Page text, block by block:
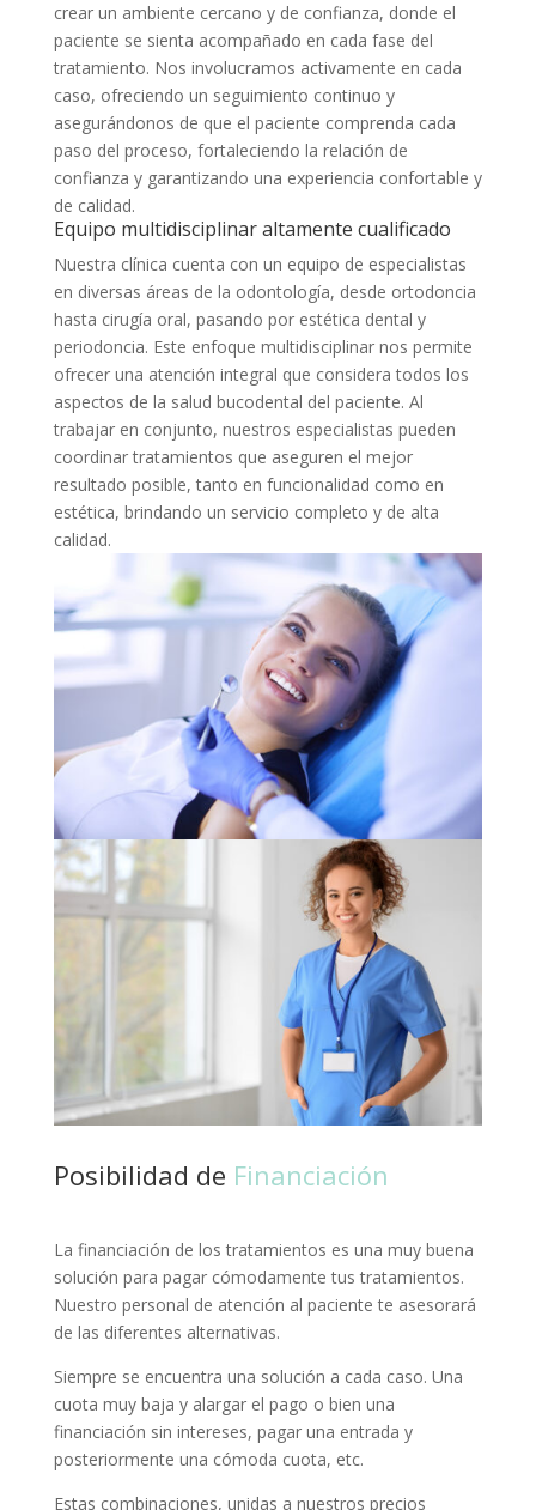
crear un ambiente cercano y de confianza, donde el
paciente se sienta acompañado en cada fase del
tratamiento. Nos involucramos activamente en cada
caso, ofreciendo un seguimiento continuo y
asegurándonos de que el paciente comprenda cada
paso del proceso, fortaleciendo la relación de
confianza y garantizando una experiencia confortable y
de calidad.
Equipo multidisciplinar altamente cualificado
Nuestra clínica cuenta con un equipo de especialistas
en diversas áreas de la odontología, desde ortodoncia
hasta cirugía oral, pasando por estética dental y
periodoncia. Este enfoque multidisciplinar nos permite
ofrecer una atención integral que considera todos los
aspectos de la salud bucodental del paciente. Al
trabajar en conjunto, nuestros especialistas pueden
coordinar tratamientos que aseguren el mejor
resultado posible, tanto en funcionalidad como en
estética, brindando un servicio completo y de alta
calidad.
Posibilidad de Financiación
La financiación de los tratamientos es una muy buena
solución para pagar cómodamente tus tratamientos.
Nuestro personal de atención al paciente te asesorará
de las diferentes alternativas.
Siempre se encuentra una solución a cada caso. Una
cuota muy baja y alargar el pago o bien una
financiación sin intereses, pagar una entrada y
posteriormente una cómoda cuota, etc.
Estas combinaciones, unidas a nuestros precios